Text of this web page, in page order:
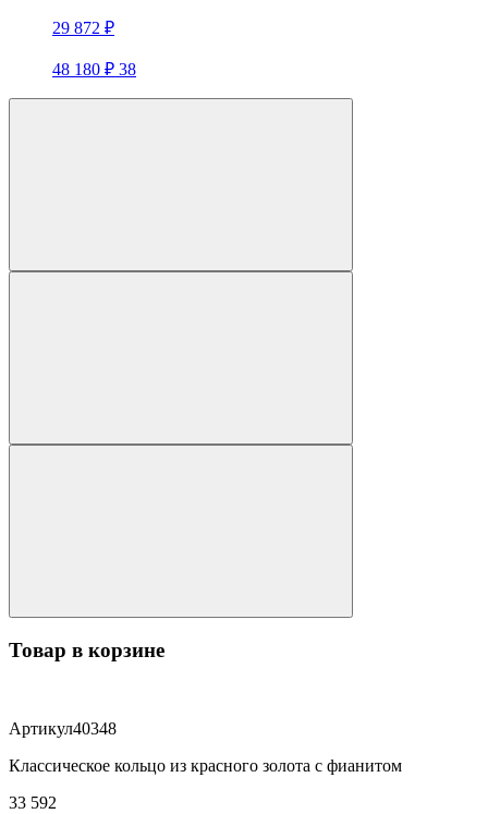
29 872 ₽
48 180 ₽ 38
Товар в корзине
Артикул40348
Классическое кольцо из красного золота с фианитом
33 592